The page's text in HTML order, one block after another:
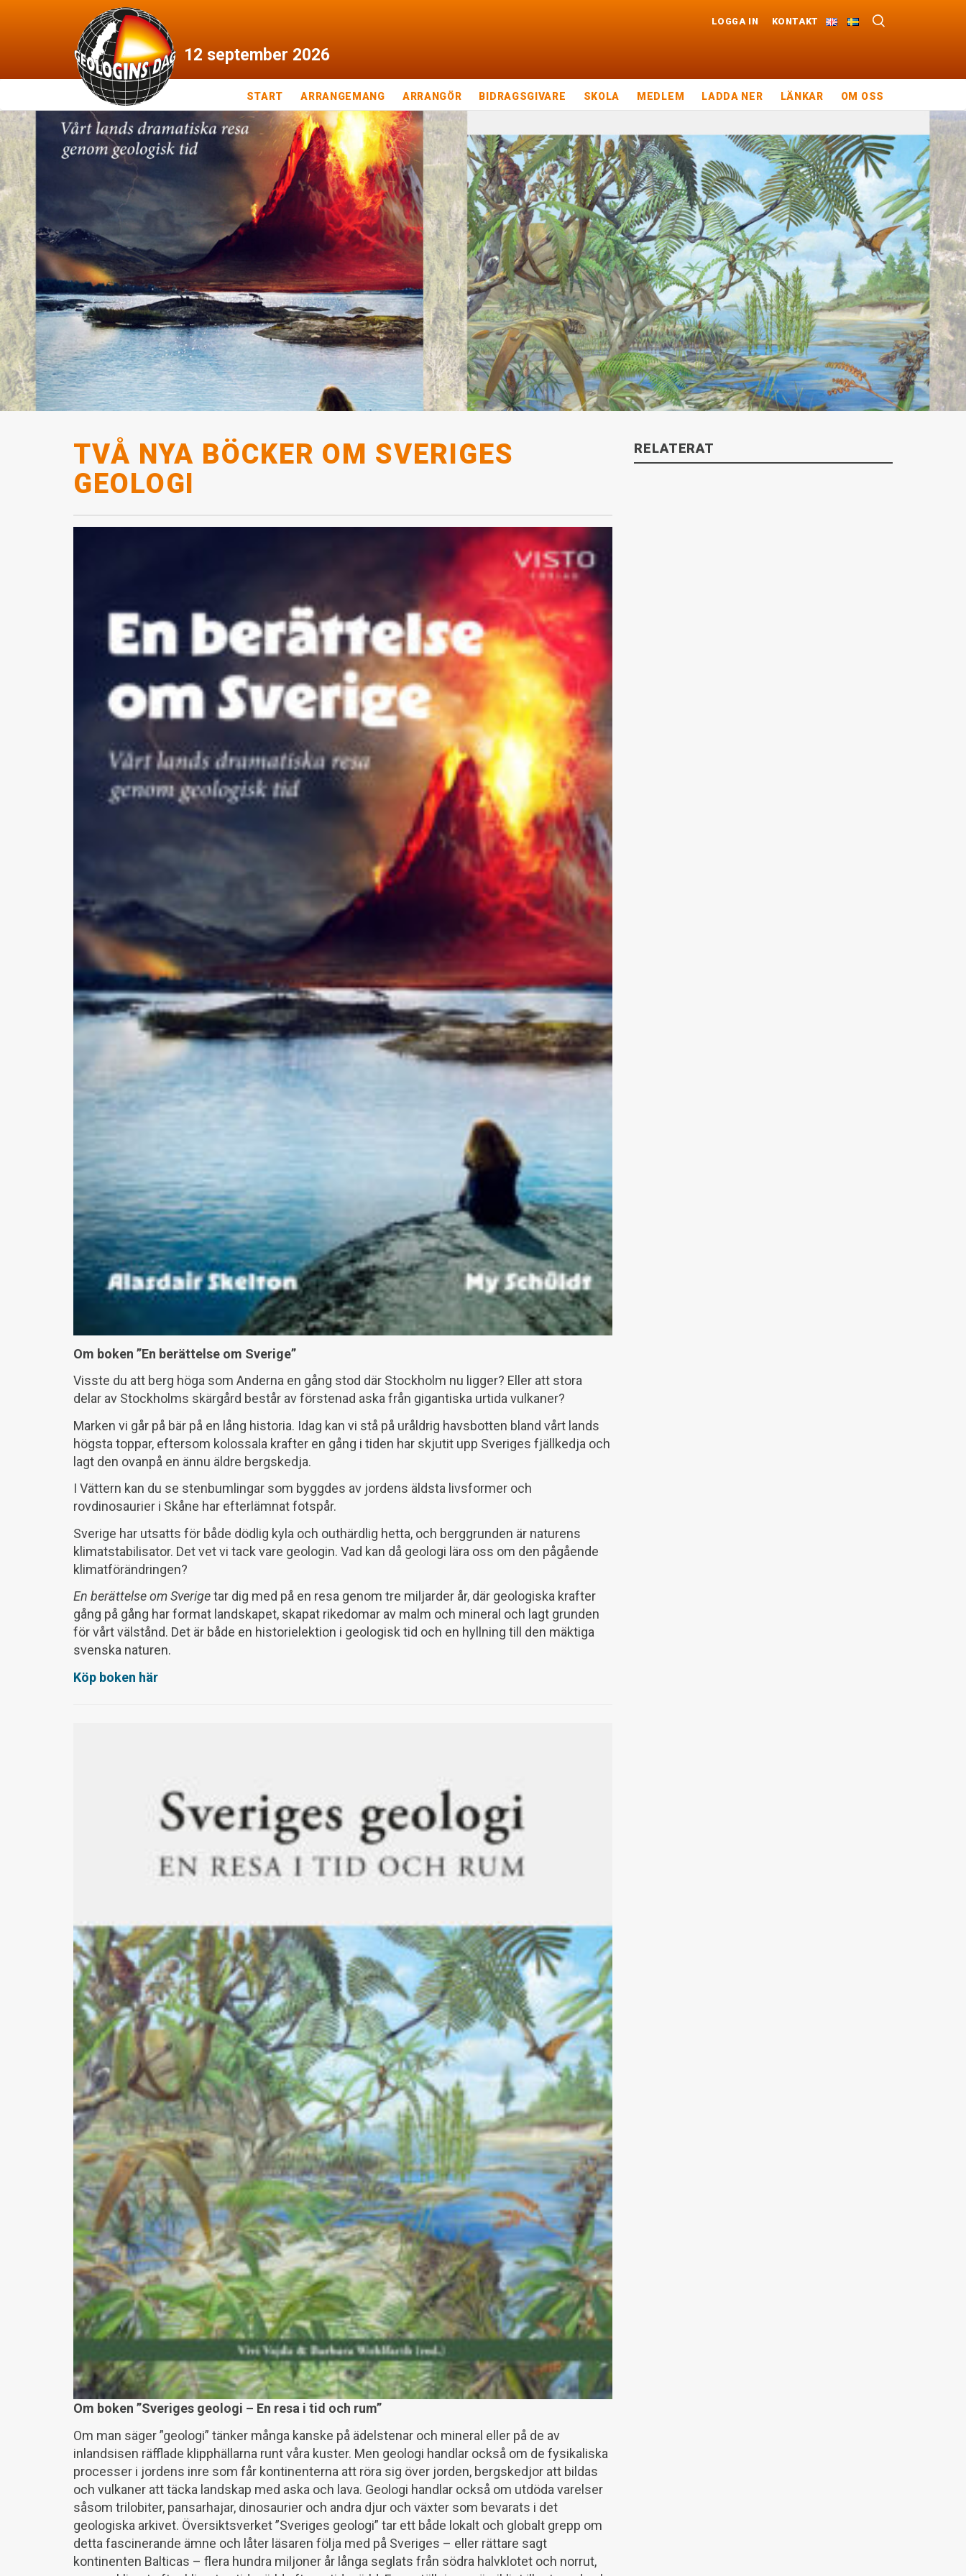
12 september 2026
LOGGA IN KONTAKT
START ARRANGEMANG ARRANGÖR BIDRAGSGIVARE SKOLA MEDLEM LADDA NER LÄNKAR OM OSS
TVÅ NYA BÖCKER OM SVERIGES
GEOLOGI
Om boken ”En berättelse om Sverige”
Visste du att berg höga som Anderna en gång stod där Stockholm nu ligger? Eller att stora
delar av Stockholms skärgård består av förstenad aska från gigantiska urtida vulkaner?
Marken vi går på bär på en lång historia. Idag kan vi stå på uråldrig havsbotten bland vårt lands
högsta toppar, eftersom kolossala krafter en gång i tiden har skjutit upp Sveriges fjällkedja och
lagt den ovanpå en ännu äldre bergskedja.
I Vättern kan du se stenbumlingar som byggdes av jordens äldsta livsformer och
rovdinosaurier i Skåne har efterlämnat fotspår.
Sverige har utsatts för både dödlig kyla och outhärdlig hetta, och berggrunden är naturens
klimatstabilisator. Det vet vi tack vare geologin. Vad kan då geologi lära oss om den pågående
klimatförändringen?
En berättelse om Sverigetar dig med på en resa genom tre miljarder år, där geologiska krafter
gång på gång har format landskapet, skapat rikedomar av malm och mineral och lagt grunden
för vårt välstånd. Det är både en historielektion i geologisk tid och en hyllning till den mäktiga
svenska naturen.
Köp boken här
Om boken ”Sveriges geologi – En resa i tid och rum”
Om man säger ”geologi” tänker många kanske på ädelstenar och mineral eller på de av
inlandsisen räfflade klipphällarna runt våra kuster. Men geologi handlar också om de fysikaliska
processer i jordens inre som får kontinenterna att röra sig över jorden, bergskedjor att bildas
och vulkaner att täcka landskap med aska och lava. Geologi handlar också om utdöda varelser
såsom trilobiter, pansarhajar, dinosaurier och andra djur och växter som bevarats i det
geologiska arkivet. Översiktsverket ”Sveriges geologi” tar ett både lokalt och globalt grepp om
detta fascinerande ämne och låter läsaren följa med på Sveriges – eller rättare sagt
kontinenten Balticas – flera hundra miljoner år långa seglats från södra halvklotet och norrut,
RELATERAT